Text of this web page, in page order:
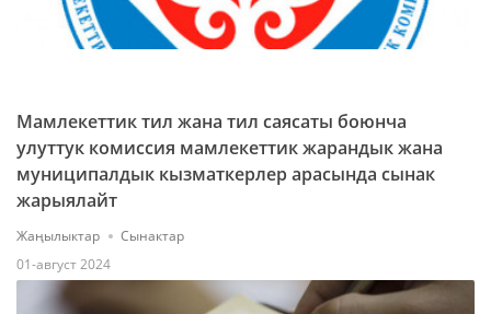
Мамлекеттик тил жана тил саясаты боюнча
улуттук комиссия мамлекеттик жарандык жана
муниципалдык кызматкерлер арасында сынак
жарыялайт
Жаңылыктар
Сынактар
01-август 2024